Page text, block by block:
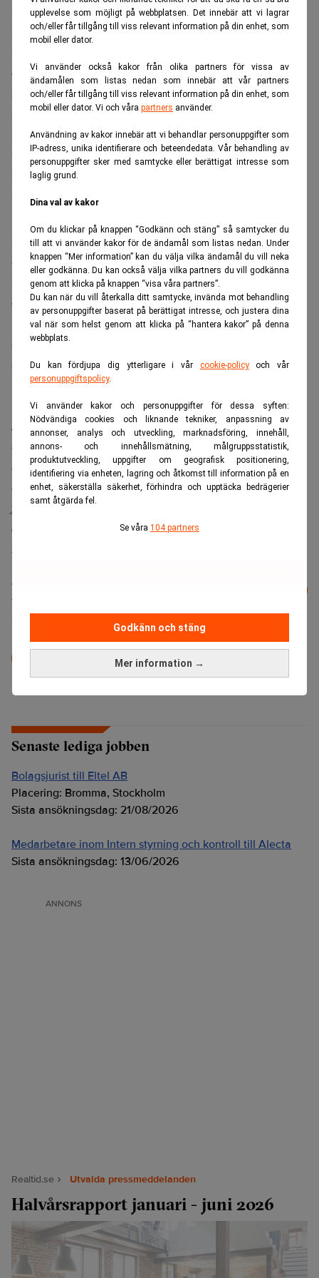
upplevelse som möjligt på webbplatsen. Det innebär att vi lagrar
och/eller får tillgång till viss relevant information på din enhet, som
mobil eller dator.
Vi använder också kakor från olika partners för vissa av
ändamålen som listas nedan som innebär att vår partners
och/eller får tillgång till viss relevant information på din enhet, som
mobil eller dator. Vi och våra partners använder.
Användning av kakor innebär att vi behandlar personuppgifter som
IP-adress, unika identifierare och beteendedata. Vår behandling av
personuppgifter sker med samtycke eller berättigat intresse som
laglig grund.
Dina val av kakor
Om du klickar på knappen “Godkänn och stäng” så samtycker du
till att vi använder kakor för de ändamål som listas nedan. Under
knappen “Mer information” kan du välja vilka ändamål du vill neka
eller godkänna. Du kan också välja vilka partners du vill godkänna
genom att klicka på knappen “visa våra partners”.
Du kan när du vill återkalla ditt samtycke, invända mot behandling
av personuppgifter baserat på berättigat intresse, och justera dina
val när som helst genom att klicka på “hantera kakor” på denna
webbplats.
Du kan fördjupa dig ytterligare i vår cookie-policyoch vår
personuppgiftspolicy.
Vi använder kakor och personuppgifter för dessa syften:
Nödvändiga cookies och liknande tekniker, anpassning av
annonser, analys och utveckling, marknadsföring, innehåll,
annons- och innehållsmätning, målgruppsstatistik,
produktutveckling, uppgifter om geografisk positionering,
identifiering via enheten, lagring och åtkomst till information på en
enhet, säkerställa säkerhet, förhindra och upptäcka bedrägerier
samt åtgärda fel.
Se våra 104 partners
Mer information →
Godkänn och stäng
styrelseledamöter som ingår i revisionsutskottet för tiden
intill slutet av nästa årsstämma om totalt 120 000 kronor,
varav 80 000 kronor ska betalas till revisionsutskottets
ordförande och 40 000 kronor till den andra ledamoten i
revisionsutskottet. I övrigt är valberedningens förslag
avseende styrelsearvode oförändrat.
Med anledning av det uppdaterade förslaget kommer ett
uppdaterat fullmaktsformulär med röstinstruktioner att
hållas tillgängligt på Bolagets hemsida,
www.ossdsign.com.
För mer information, vänligen kontakta:
Mark Waugh, VD
+1 (260) 804-1342
mark.waugh@ossdsign.com
Certified Adviser
Bolagets Certified Adviser är DNB Carnegie Investment
Bank AB (publ)
Om OssDsign
OssDsign är en utvecklare och global leverantör av nästa
generations ortobiologiska produkter. Baserat på
banbrytande materialvetenskap utvecklar och
marknadsför företaget produkter som stödjer kroppens
egen läkningsförmåga och ger patienterna det liv de
förtjänar tillbaka. Företaget har en stark närvaro på den
amerikanska marknaden. OssDsigns aktie handlas på
Nasdaq First North Growth Market i Stockholm, Sverige.
Läs mer från Realtid - vårt nyhetsbrev
är kostnadsfritt:
Pressmeddelande
Detta är ett distribuerat pressmeddelande.
Senaste lediga jobben
Bolagsjurist till Eltel AB
Placering: Bromma, Stockholm
Sista ansökningsdag: 21/08/2026
Medarbetare inom Intern styrning och kontroll till Alecta
Sista ansökningsdag: 13/06/2026
ANNONS
Realtid.se Utvalda pressmeddelanden
Halvårsrapport januari - juni 2026